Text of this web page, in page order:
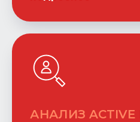
АНАЛИЗ ACTIVE